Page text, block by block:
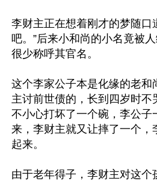
李财主正在想着刚才的梦随口
吧。”后来小和尚的小名竟被
很少称呼其官名。
这个李家公子本是化缘的老和
主讨前世债的，长到四岁时不
不小心打坏了一个碗，李公子
来，李财主就又让摔了一个，
起来。
由于老年得子，李财主对这个